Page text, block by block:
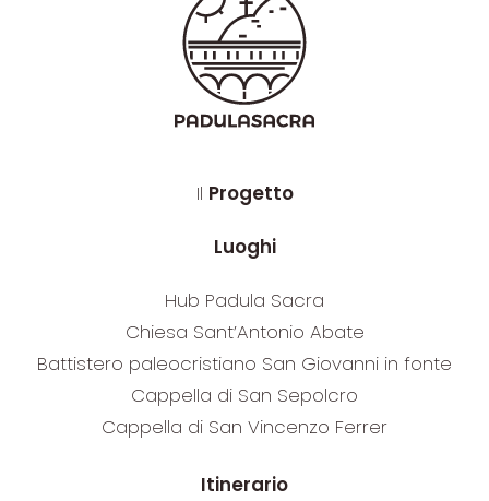
Il Progetto
Luoghi
Hub Padula Sacra
Chiesa Sant’Antonio Abate
Battistero paleocristiano San Giovanni in fonte
Cappella di San Sepolcro
Cappella di San Vincenzo Ferrer
Itinerario